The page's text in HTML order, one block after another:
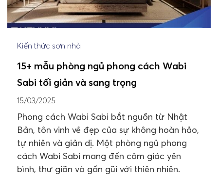
Kiến thức sơn nhà
15+ mẫu phòng ngủ phong cách Wabi
Sabi tối giản và sang trọng
15/03/2025
Phong cách Wabi Sabi bắt nguồn từ Nhật
Bản, tôn vinh vẻ đẹp của sự không hoàn hảo,
tự nhiên và giản dị. Một phòng ngủ phong
cách Wabi Sabi mang đến cảm giác yên
bình, thư giãn và gần gũi với thiên nhiên.